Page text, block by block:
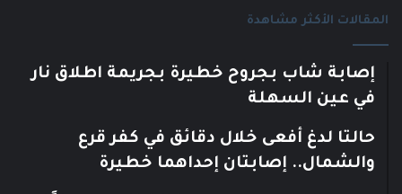
المقالات الأكثر مشاهدة
إصابة شاب بجروح خطيرة بجريمة اطلاق نار
في عين السهلة
حالتا لدغ أفعى خلال دقائق في كفر قرع
والشمال.. إصابتان إحداهما خطيرة